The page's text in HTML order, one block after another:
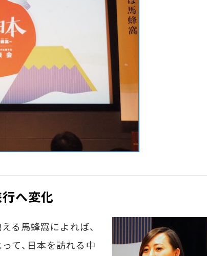
へ変化
る馬蜂窩によれば、
て、日本を訪れる中